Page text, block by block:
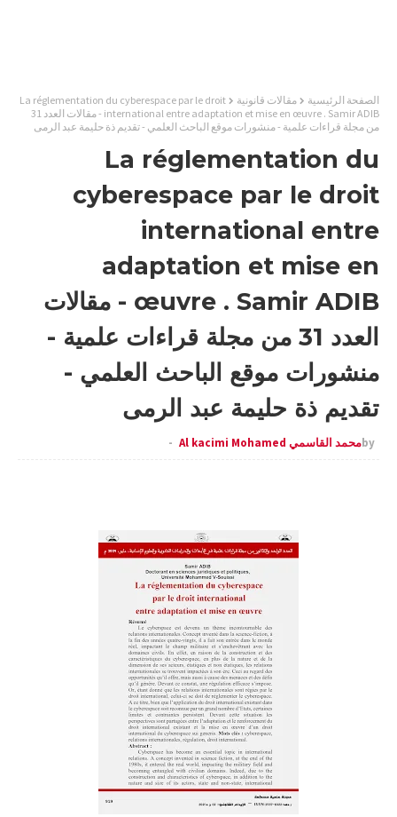
الصفحة الرئيسية مقالات قانونية
La réglementation du cyberespace par le droit
international entre adaptation et mise en œuvre . Samir ADIB - مقالات العدد 31
من مجلة قراءات علمية - منشورات موقع الباحث العلمي - تقديم ذة حليمة عبد الرمى
La réglementation du
cyberespace par le droit
international entre
adaptation et mise en
œuvre . Samir ADIB - مقالات
العدد 31 من مجلة قراءات علمية -
منشورات موقع الباحث العلمي -
تقديم ذة حليمة عبد الرمى
byمحمد القاسمي Al kacimi Mohamed